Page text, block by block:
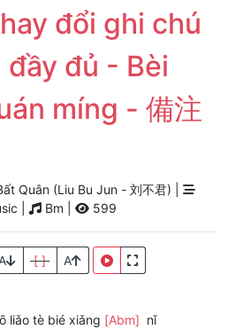
đổi ghi chú
đủ - Bèi
míng - 備注
Quân (Liu Bu Jun - 刘不君) |
|
Bm | 599
A [ ] A
liǎo tè bié xiǎng [Abm] nǐ